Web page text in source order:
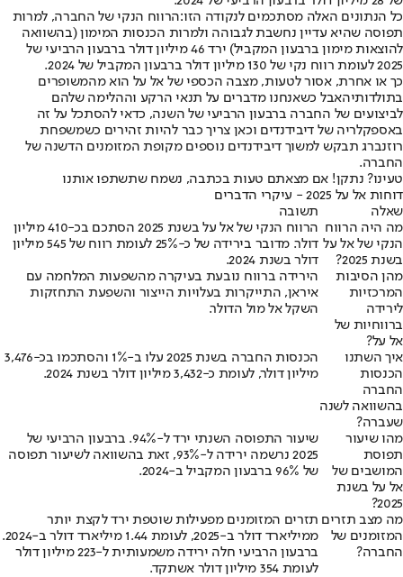
כל הנתונים האלה מסתכמים לנקודה הזו:הרווח הנקי של החברה, למרות
תפוסה שהיא עדיין נחשבת לגבוהה ולמרות הכנסות המימון (בהשוואה
להוצאות מימון ברבעון המקביל) ירד 46 מיליון דולר ברבעון הרביעי של
2025 לעומת רווח נקי של 130 מיליון דולר ברבעון המקביל של 2024.
כך או אחרת, אסור לטעות, מצבה הכספי של אל על הוא מהמשופרים
בתולדותיהאבל כשאנחנו מדברים על תנאי הרקע וההלימה שלהם
לביצועים של החברה ברבעון הרביעי של השנה, כדאי להסתכל על זה
באספקלריה של דיבידנדים וכאן צריך כבר להיות זהירים כשמשפחת
רוזנברג תבקש למשוך דיבידנדים נוספים מקופת המזומנים הדשנה של
החברה.
טעינו? נתקן! אם מצאתם טעות בכתבה, נשמח שתשתפו אותנו
דוחות אל על 2025 - עיקרי הדברים
שאלה
תשובה
מה היה הרווח
הנקי של אל על
בשנת 2025?
הרווח הנקי של אל על בשנת 2025 הסתכם בכ-410 מיליון
דולר. מדובר בירידה של כ-25% לעומת רווח של 545 מיליון
דולר בשנת 2024.
מהן הסיבות
המרכזיות
לירידה
ברווחיות של
אל על?
הירידה ברווח נובעת בעיקרה מהשפעות המלחמה עם
איראן, התייקרות בעלויות הייצור והשפעת התחזקות
השקל אל מול הדולר.
איך השתנו
הכנסות
החברה
בהשוואה לשנה
שעברה?
הכנסות החברה בשנת 2025 עלו ב-1% והסתכמו בכ-3,476
מיליון דולר, לעומת כ-3,432 מיליון דולר בשנת 2024.
מהו שיעור
תפוסת
המושבים של
אל על בשנת
2025?
שיעור התפוסה השנתי ירד ל-94%. ברבעון הרביעי של
2025 נרשמה ירידה ל-93%, זאת בהשוואה לשיעור תפוסה
של 96% ברבעון המקביל ב-2024.
מה מצב תזרים
המזומנים של
החברה?
תזרים המזומנים מפעילות שוטפת ירד לקצת יותר
ממיליארד דולר ב-2025, לעומת 1.44 מיליארד דולר ב-2024.
ברבעון הרביעי חלה ירידה משמעותית ל-223 מיליון דולר
לעומת 354 מיליון דולר אשתקד.